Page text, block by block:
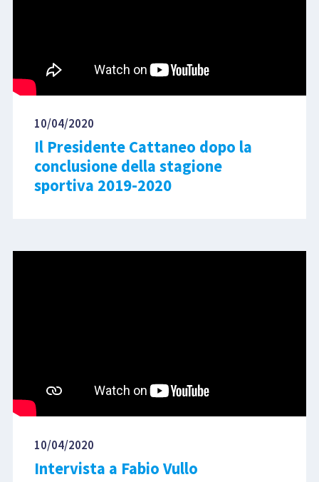
10/04/2020
Il Presidente Cattaneo dopo la
conclusione della stagione
sportiva 2019-2020
10/04/2020
Intervista a Fabio Vullo